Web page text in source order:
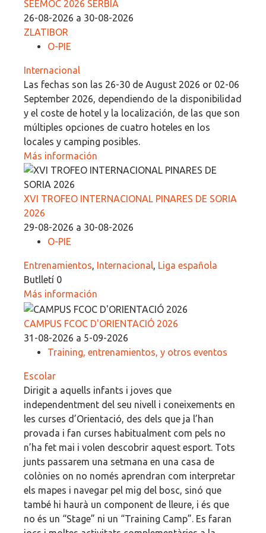
SEEMOC 2026 SERBIA
26-08-2026 a 30-08-2026
ZLATIBOR
O-PIE
Internacional
Las fechas son las 26-30 de August 2026 or 02-06
September 2026, dependiendo de la disponibilidad
y el coste de hotel y la localización, de las que son
múltiples opciones de cuatro hoteles en los
locales y camping posibles.
Más información
XVI TROFEO INTERNACIONAL PINARES DE SORIA
2026
29-08-2026 a 30-08-2026
O-PIE
Entrenamientos, Internacional, Liga española
Butlletí 0
Más información
CAMPUS FCOC D'ORIENTACIÓ 2026
31-08-2026 a 5-09-2026
Training, entrenamientos, y otros eventos
Escolar
Dirigit a aquells infants i joves que
independentment del seu nivell i coneixements en
les curses d’Orientació, des dels que ja l’han
provada i fan curses habitualment com pels no
n’ha fet mai i volen descobrir aquest esport. Tots
junts passarem una setmana en una casa de
colònies on no només aprendran com interpretar
els mapes i navegar pel mig del bosc, sinó que
també hi haurà un component de lleure, i és que
no és un “Stage” ni un “Training Camp”. Es faran